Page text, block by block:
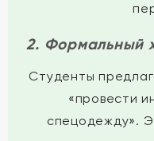
2. Формальный
Студенты
«провести
спецодежду».